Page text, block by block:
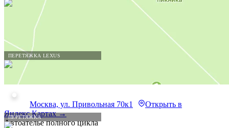
ПЕРЕТЯЖКА LEXUS
ПЕРЕТЯЖКА
Москва, ул. Привольная 70к1
Открыть в
Яндекс.Картах →
Автоателье полного цикла